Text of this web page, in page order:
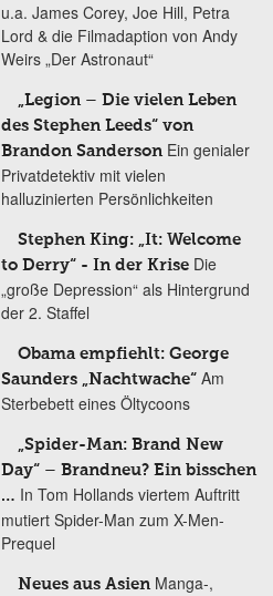
u.a. James Corey, Joe Hill, Petra
Lord & die Filmadaption von Andy
Weirs „Der Astronaut“
„Legion – Die vielen Leben
des Stephen Leeds“ von
Brandon Sanderson Ein genialer
Privatdetektiv mit vielen
halluzinierten Persönlichkeiten
Stephen King: „It: Welcome
to Derry“ - In der Krise Die
„große Depression“ als Hintergrund
der 2. Staffel
Obama empfiehlt: George
Saunders „Nachtwache“ Am
Sterbebett eines Öltycoons
„Spider-Man: Brand New
Day“ – Brandneu? Ein bisschen
… In Tom Hollands viertem Auftritt
mutiert Spider-Man zum X-Men-
Prequel
Neues aus Asien Manga-,